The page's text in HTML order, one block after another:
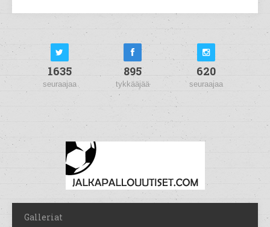
1635
seuraajaa
895
tykkääjää
620
seuraajaa
Galleriat